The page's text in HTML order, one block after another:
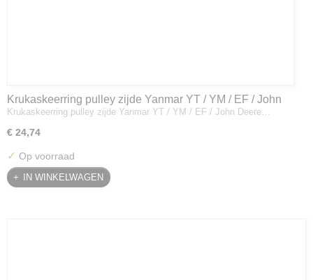
Krukaskeerring pulley zijde Yanmar YT / YM / EF / John
Deere - 119934-01800
Krukaskeerring pulley zijde Yanmar YT / YM / EF / John Deere…
€ 24,74
✓ Op voorraad
IN WINKELWAGEN